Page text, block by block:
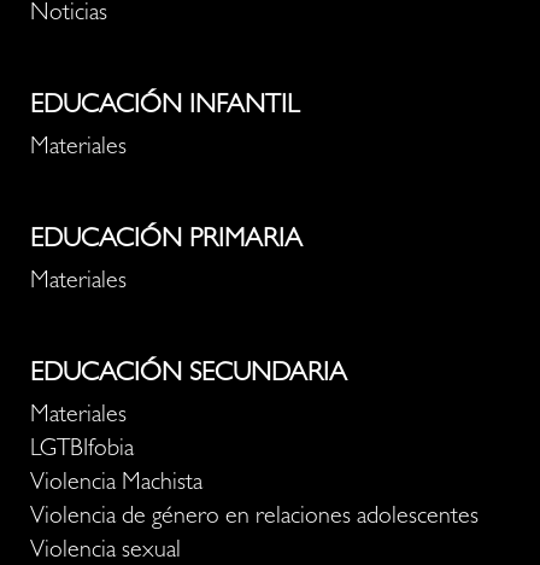
Noticias
EDUCACIÓN INFANTIL
Materiales
EDUCACIÓN PRIMARIA
Materiales
EDUCACIÓN SECUNDARIA
Materiales
LGTBIfobia
Violencia Machista
Violencia de género en relaciones adolescentes
Violencia sexual